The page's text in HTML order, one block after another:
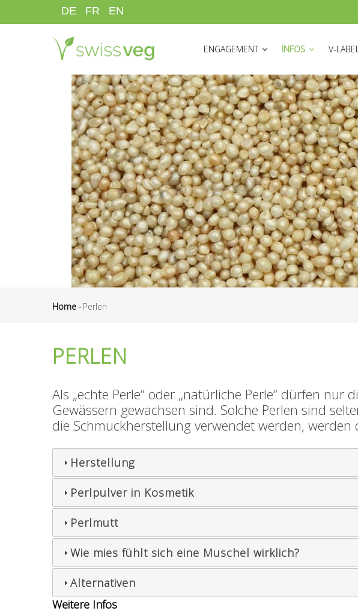
zum
DE FR EN
ENGAGEMENT
INFOS V-
Home - Perlen
PERLEN
Als „echte Perle“ oder „natürliche Perle“ dürfen
Gewässern gewachsen sind. Solche Perlen sind
die Schmuckherstellung verwendet werden, werden
Herstellung
Perlpulver in Kosmetik
Perlmutt
Wie mies fühlt sich eine Muschel wirklich?
Alternativen
Weitere Infos